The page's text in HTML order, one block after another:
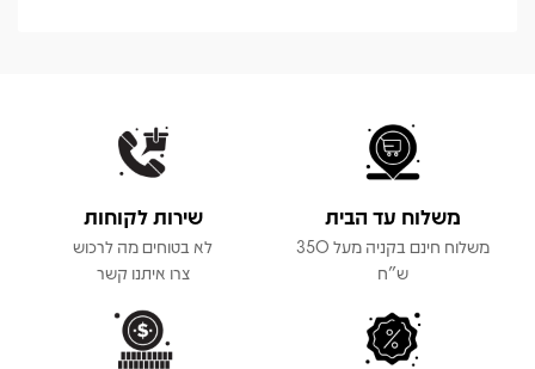
משלוח עד הבית
משלוח חינם בקניה מעל 350
ש"ח
שירות לקוחות
לא בטוחים מה לרכוש
צרו איתנו קשר